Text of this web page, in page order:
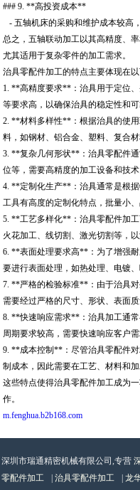
### 9. **高投资成本**
- 五轴机床的采购和维护成本较高
总之，五轴联动加工以其高精度、
尤其适用于复杂零件的加工需求。
治具零配件加工的特点主要体现在以
1. **高精度要求**：治具用于定位
等要求高，以确保治具的稳定性和可
2. **材料多样性**：根据治具的使
料，如钢材、铝合金、塑料、复合
3. **复杂几何形状**：治具零配件
位等，需要高精度的加工设备和技术
4. **定制化生产**：治具通常是根
工具有高度的定制化特点，批量小、
5. **工艺多样化**：治具零配件加
火花加工、线切割、激光切割等，
6. **表面处理要求高**：为了增强
要进行表面处理，如热处理、电镀、
7. **严格的检验标准**：由于治具
需要经过严格的尺寸、形状、表面
8. **快速响应需求**：治具加工通
周期要求较高，需要快速响应客户需
9. **成本控制**：尽管治具零配件
制成本，因此需要在工艺、材料和加
这些特点使得治具零配件加工成为
作。
m.fenghua.b2b168.com
深圳市瑞通精密机械有限公司,专营
零配件加工
| 治具零配件加工 | 龙